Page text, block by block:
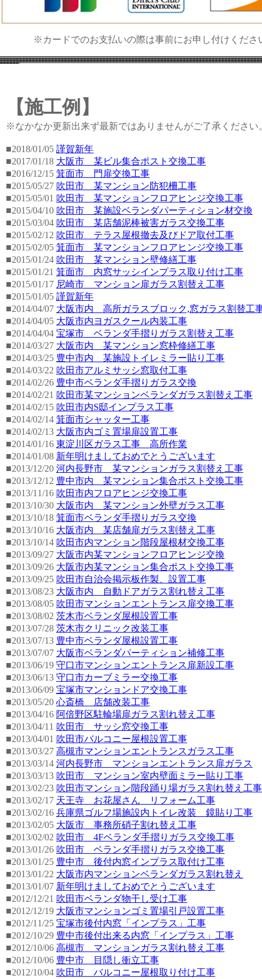
※カードでのお支払いの際は事前にお申し付けくださ
【施工例】
※なかなか更新出来ず最新ではありませんがご了承ください
■2018/01/05 謹賀新年
■2017/01/18 大阪市 某ビル集合ポスト交換工事
■2016/12/15 箕面市 門扉交換工事
■2015/05/27 吹田市 某マンション防犯柵工事
■2015/05/01 吹田市 某マンションフロアヒンジ交換工事
■2015/04/10 吹田市 某施設ベランダパーティション材交換
■2015/03/04 吹田市 某店舗泥棒被害ガラス交換工事
■2015/02/12 吹田市 テラス屋根撤去及びドア取付工事
■2015/02/05 箕面市 某マンションフロアヒンジ交換工事
■2015/01/24 吹田市 某マンション壁修繕工事
■2015/01/21 箕面市 内窓サッシインプラス取り付け工事
■2015/01/17 尼崎市 マンション扉ガラス割替え工事
■2015/01/05 謹賀新年
■2014/04/07 大阪市内 高所ガラスブロック,窓ガラス割替工
■2014/04/05 大阪市内ヨガスクール内装工事
■2014/04/04 宝塚市 ベランダ手摺りガラス割替え工事
■2014/03/27 大阪市内 某マンション窓枠修繕工事
■2014/03/25 豊中市内 某施設トイレミラー貼り工事
■2014/03/22 吹田市アルミサッシ窓取付工事
■2014/02/26 豊中市ベランダ手摺りガラス交換
■2014/02/21 吹田市某マンションベランダガラス割替え工事
■2014/02/15 吹田市内S邸インプラス工事
■2014/02/14 箕面市シャッター工事
■2014/02/13 大阪市内ゴミ置場扉設置工事
■2014/01/16 東淀川区ガラス工事 高所作業
■2014/01/08 新年明けましておめでとうございます
■2013/12/20 河内長野市 某マンションガラス割替え工事
■2013/12/12 豊中市内 某マンション集合ポスト交換工事
■2013/11/16 吹田市内フロアヒンジ交換工事
■2013/10/30 大阪市内 某マンション外壁ガラス工事
■2013/10/18 箕面市ベランダ手摺りガラス交換
■2013/10/16 大阪市内 某店舗扉ガラス割替え工事
■2013/10/14 吹田市内マンション階段屋根材交換工事
■2013/09/27 大阪市内某マンションフロアヒンジ交換
■2013/09/26 大阪市内某マンション集合ポスト交換工事
■2013/09/25 吹田市自治会掲示板作製、設置工事
■2013/08/23 大阪市内 自動ドアガラス割れ替え工事
■2013/08/05 吹田市マンションエントランス扉交換工事
■2013/08/02 茨木市ベランダ屋根設置工事
■2013/07/28 茨木市クリニック改装工事
■2013/07/13 豊中市ベランダ屋根設置工事
■2013/07/07 大阪市ベランダパーティション補修工事
■2013/06/19 守口市マンションエントランス扉新設工事
■2013/06/13 守口市カーブミラー交換工事
■2013/06/09 宝塚市マンションドア交換工事
■2013/05/20 心斎橋 店舗改装工事
■2013/04/16 阿倍野区駐輪場扉ガラス割れ替え工事
■2013/04/11 吹田市 サッシ窓交換工事
■2013/04/01 吹田市バルコニー屋根設置工事
■2013/03/27 高槻市マンションエントランスガラス工事
■2013/03/14 河内長野市 マンションエントランス扉ガラス
■2013/03/13 吹田市 マンション室内壁面ミラー貼り工事
■2013/02/23 吹田市マンション階段踊り場ガラス割れ替え工事
■2013/02/17 天王寺 お花屋さん リフォーム工事
■2013/02/16 兵庫県ゴルフ場施設内トイレ改装 鏡貼り工事
■2013/02/05 大阪市 事務所硝子割れ替え工事
■2013/02/02 吹田市 4Fベランダ手摺りガラス交換工事
■2013/01/26 吹田市 ベランダ手摺りガラス交換工事
■2013/01/25 豊中市 後付内窓インプラス取付け工事
■2013/01/22 大阪市内マンションベランダガラス割れ替え
■2013/01/07 新年明けましておめでとうございます
■2012/12/21 吹田市ベランダ物干し受け工事
■2012/12/19 大阪市マンションゴミ置場引戸設置工事
■2012/11/25 宝塚市後付内窓「インプラス」工事
■2012/10/29 豊中市後付出来る内窓「インプラス」工事
■2012/10/06 高槻市 マンションガラス割れ替え工事
■2012/10/06 豊中市 目隠し衝立工事
■2012/10/04 吹田市 バルコニー屋根取り付け工事